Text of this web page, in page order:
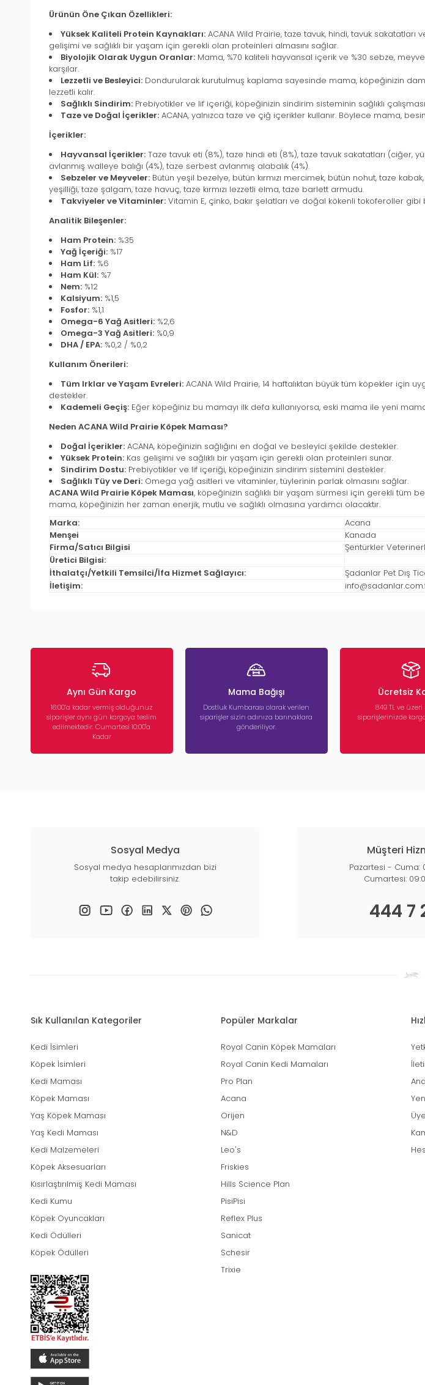
Ürünün Öne Çıkan Özellikleri:
Yüksek Kaliteli Protein Kaynakları: ACANA Wild Prairie, taze tavuk, hindi, tavuk
gelişimi ve sağlıklı bir yaşam için gerekli olan proteinleri almasını sağlar.
Biyolojik Olarak Uygun Oranlar: Mama, %70 kaliteli hayvansal içerik ve %30 sebze,
karşılar.
Lezzetli ve Besleyici: Dondurularak kurutulmuş kaplama sayesinde mama, köpeğinizin
lezzetli kalır.
Sağlıklı Sindirim: Prebiyotikler ve lif içeriği, köpeğinizin sindirim sisteminin sağlıklı
Taze ve Doğal İçerikler: ACANA, yalnızca taze ve çiğ içerikler kullanır. Böylece mama,
İçerikler:
Hayvansal İçerikler: Taze tavuk eti (8%), taze hindi eti (8%), taze tavuk sakatatları (ciğer,
avlanmış walleye balığı (4%), taze serbest avlanmış alabalık (4%).
Sebzeler ve Meyveler: Bütün yeşil bezelye, bütün kırmızı mercimek, bütün nohut, taze
yeşilliği, taze şalgam, taze havuç, taze kırmızı lezzetli elma, taze barlett armudu.
Takviyeler ve Vitaminler: Vitamin E, çinko, bakır şelatları ve doğal kökenli tokoferoller
Analitik Bileşenler:
Ham Protein: %35
Yağ İçeriği: %17
Ham Lif: %6
Ham Kül: %7
Nem: %12
Kalsiyum: %1,5
Fosfor: %1,1
Omega-6 Yağ Asitleri: %2,6
Omega-3 Yağ Asitleri: %0,9
DHA / EPA: %0,2 / %0,2
Kullanım Önerileri:
Tüm Irklar ve Yaşam Evreleri: ACANA Wild Prairie, 14 haftalıktan büyük tüm köpekler için
destekler.
Kademeli Geçiş: Eğer köpeğiniz bu mamayı ilk defa kullanıyorsa, eski mama ile yeni
Neden ACANA Wild Prairie Köpek Maması?
Doğal İçerikler: ACANA, köpeğinizin sağlığını en doğal ve besleyici şekilde destekler.
Yüksek Protein: Kas gelişimi ve sağlıklı bir yaşam için gerekli olan proteinleri sunar.
Sindirim Dostu: Prebiyotikler ve lif içeriği, köpeğinizin sindirim sistemini destekler.
Sağlıklı Tüy ve Deri: Omega yağ asitleri ve vitaminler, tüylerinin parlak olmasını sağlar.
ACANA Wild Prairie Köpek Maması, köpeğinizin sağlıklı bir yaşam sürmesi için gerekli tüm
mama, köpeğinizin her zaman enerjik, mutlu ve sağlıklı olmasına yardımcı olacaktır.
Marka:
Acana
Menşei
Kanada
Firma/Satıcı Bilgisi
Şentürkler
Üretici Bilgisi:
İthalatçı/Yetkili Temsilci/İfa Hizmet Sağlayıcı:
Şadanlar Pet Dış
İletişim:
Aynı Gün Kargo
16:00’a kadar vermiş olduğunuz
siparişler aynı gün kargoya teslim
edilmektedir. Cumartesi 10:00'a
Kadar
Mama Bağışı
Dostluk Kumbarası olarak verilen
siparişler sizin adınıza barınaklara
gönderiliyor.
Ücretsiz
849 TL ve
siparişlerinizde
Sosyal Medya
Sosyal medya hesaplarımızdan bizi
takip edebilirsiniz.
Müşteri
Pazartesi - Cuma:
Cumartesi:
444 7
Sık Kullanılan Kategoriler
Kedi İsimleri
Köpek İsimleri
Kedi Maması
Köpek Maması
Yaş Köpek Maması
Yaş Kedi Maması
Kedi Malzemeleri
Köpek Aksesuarları
Kısırlaştırılmış Kedi Maması
Kedi Kumu
Köpek Oyuncakları
Kedi Ödülleri
Köpek Ödülleri
Popüler Markalar
Royal Canin Köpek Mamaları
Royal Canin Kedi Mamaları
Pro Plan
Acana
Orijen
N&D
Leo's
Friskies
Hills Science Plan
PisiPisi
Reflex Plus
Sanicat
Schesir
Trixie